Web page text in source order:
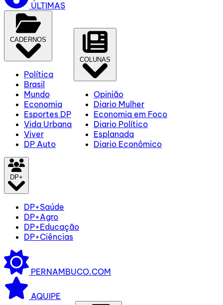
ÚLTIMAS
CADERNOS
Política
Brasil
Mundo
Economia
Esportes DP
Vida Urbana
Viver
DP Auto
COLUNAS
Opinião
Diario Mulher
Economia em Foco
Diario Político
Esplanada
Diario Econômico
DP+
DP+Saúde
DP+Agro
DP+Educação
DP+Ciências
PERNAMBUCO.COM
AQUIPE